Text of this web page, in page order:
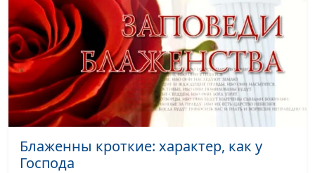
Блаженны кроткие: характер, как у
Господа